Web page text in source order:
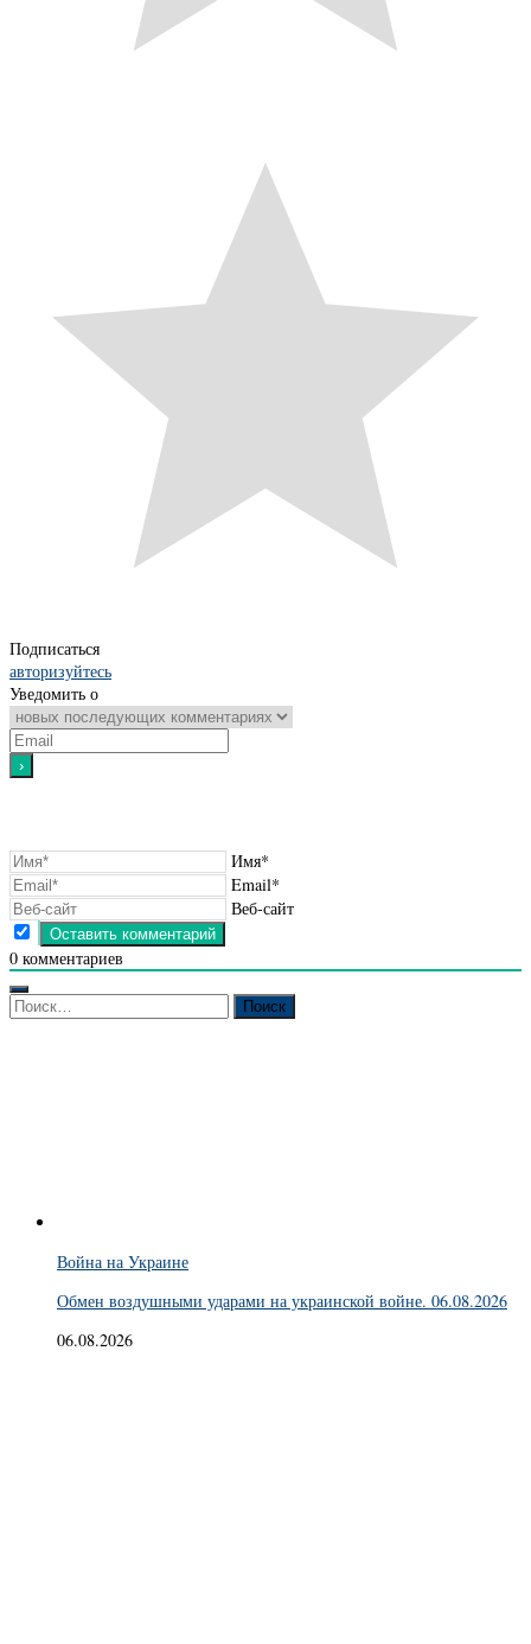
Подписаться
авторизуйтесь
Уведомить о
Имя*
Email*
Веб-сайт
0 комментариев
Найти:
Война на Украине
Обмен воздушными ударами на украинской войне. 06.08.2026
06.08.2026